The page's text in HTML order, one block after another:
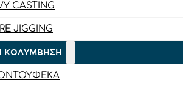
CASTING
JIGGING
ΚΟΛΎΜΒΗΣΗ